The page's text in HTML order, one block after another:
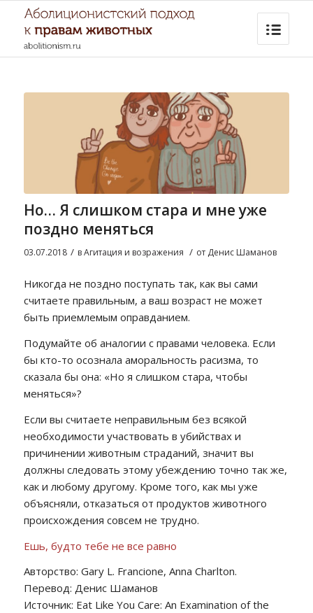
Но… Я слишком стара и мне уже
поздно меняться
03.07.2018 / вАгитация и возражения / от Денис Шаманов
Никогда не поздно поступать так, как вы сами
считаете правильным, а ваш возраст не может
быть приемлемым оправданием.
Подумайте об аналогии с правами человека. Если
бы кто-то осознала аморальность расизма, то
сказала бы она: «Но я слишком стара, чтобы
меняться»?
Если вы считаете неправильным без всякой
необходимости участвовать в убийствах и
причинении животным страданий, значит вы
должны следовать этому убеждению точно так же,
как и любому другому. Кроме того, как мы уже
объясняли, отказаться от продуктов животного
происхождения совсем не трудно.
Ешь, будто тебе не все равно
Авторство: Gary L. Francione, Anna Charlton.
Перевод: Денис Шаманов
Источник: Eat Like You Care: An Examination of the